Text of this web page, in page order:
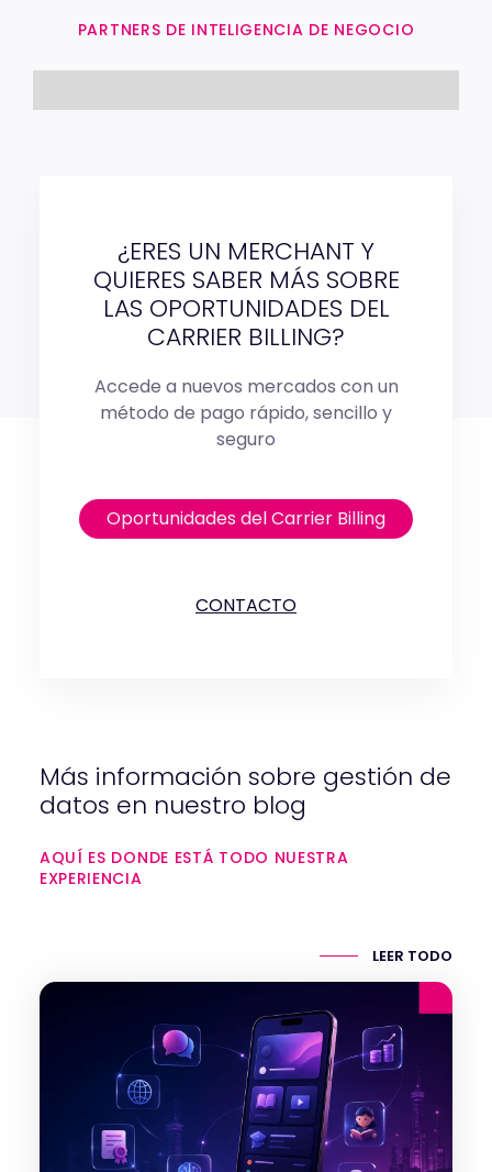
PARTNERS DE INTELIGENCIA DE NEGOCIO
¿ERES UN MERCHANT Y
QUIERES SABER MÁS SOBRE
LAS OPORTUNIDADES DEL
CARRIER BILLING?
Accede a nuevos mercados con un
método de pago rápido, sencillo y
seguro
Oportunidades del Carrier Billing
CONTACTO
Más información sobre gestión de
datos en nuestro blog
AQUÍ ES DONDE ESTÁ TODO NUESTRA
EXPERIENCIA
LEER TODO